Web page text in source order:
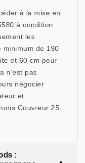
à la mise en
à condition
les
minimum de 190
et 60 cm pour
n’est pas
négocier
et
Couvreur 25
: